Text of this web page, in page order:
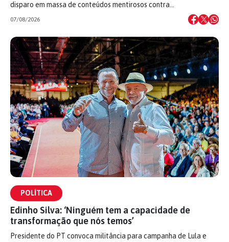
disparo em massa de conteúdos mentirosos contra…
07/08/2026
POLÍTICA
Edinho Silva: ‘Ninguém tem a capacidade de
transformação que nós temos’
Presidente do PT convoca militância para campanha de Lula e